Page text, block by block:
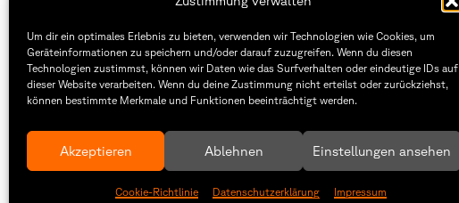
Um dir ein optimales Erlebnis zu bieten, verwenden wir Technologien wie Cookies, um
Geräteinformationen zu speichern und/oder darauf zuzugreifen. Wenn du diesen
Technologien zustimmst, können wir Daten wie das Surfverhalten oder eindeutige IDs auf
dieser Website verarbeiten. Wenn du deine Zustimmung nicht erteilst oder zurückziehst,
können bestimmte Merkmale und Funktionen beeinträchtigt werden.
Akzeptieren Ablehnen Einstellungen ansehen
Cookie-Richtlinie Datenschutzerklärung Impressum
97074 Würzburg
tel: +49 931 35 11 93 02
mail: dekanat.fg@thws.de
Dienstag & Donnerstag
8:30 – 15:30
Raum: I.1.29